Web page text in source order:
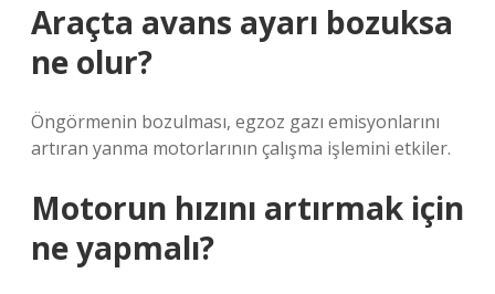
Araçta avans ayarı bozuksa
ne olur?
Öngörmenin bozulması, egzoz gazı emisyonlarını
artıran yanma motorlarının çalışma işlemini etkiler.
Motorun hızını artırmak için
ne yapmalı?